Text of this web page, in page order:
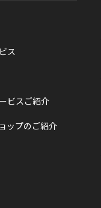
ス
ビスご紹介
ップのご紹介